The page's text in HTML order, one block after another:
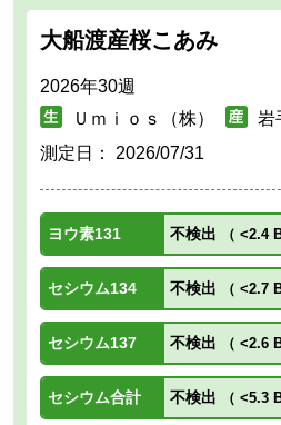
大船渡産桜こあみ
2026年30週
Ｕｍｉｏｓ（株）
岩
測定日： 2026/07/31
ヨウ素131 不検出 （ <2.4
セシウム134 不検出 （ <2.7
セシウム137 不検出 （ <2.6
セシウム合計 不検出 （ <5.3